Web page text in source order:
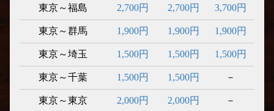
東京～福島 2,700円 2,700円 3,700円
東京～群馬 1,900円 1,900円 1,900円
東京～埼玉 1,500円 1,500円 1,500円
東京～千葉 1,500円 1,500円 －
東京～東京 2,000円 2,000円 －